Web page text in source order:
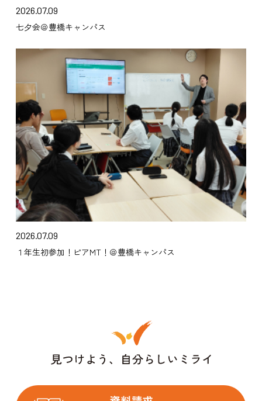
2026.07.09
七夕会＠豊橋キャンパス
2026.07.09
１年生初参加！ピアMT！＠豊橋キャンパス